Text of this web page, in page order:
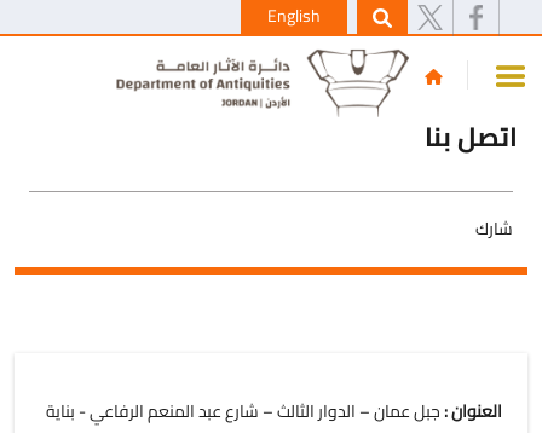
English
اتصل بنا
شارك
العنوان :جبل عمان – الدوار الثالث – شارع عبد المنعم الرفاعي - بناية